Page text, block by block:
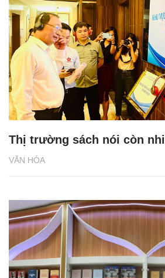
VĂN HÓA
Thị trường sách nói còn